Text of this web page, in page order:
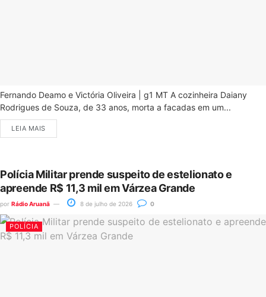
Fernando Deamo e Victória Oliveira | g1 MT A cozinheira Daiany
Rodrigues de Souza, de 33 anos, morta a facadas em um...
LEIA MAIS
Polícia Militar prende suspeito de estelionato e
apreende R$ 11,3 mil em Várzea Grande
por Rádio Aruanã 8 de julho de 2026 0
POLÍCIA